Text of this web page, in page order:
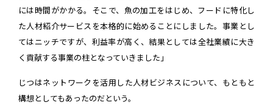
には時間がかかる。そこで、魚の加工をはじめ、フードに特化し
た人材紹介サービスを本格的に始めることにしました。事業とし
てはニッチですが、利益率が高く、結果としては全社業績に大き
く貢献する事業の柱となっていきました」
じつはネットワークを活用した人材ビジネスについて、もともと
構想としてもあったのだという。